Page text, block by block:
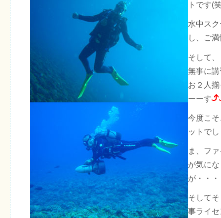
トです(
水中ス
し、ご
そして
無事に
お２人
ーーす
今度こ
ットでし
ま、フ
が気に
が・・
そして
事ライ